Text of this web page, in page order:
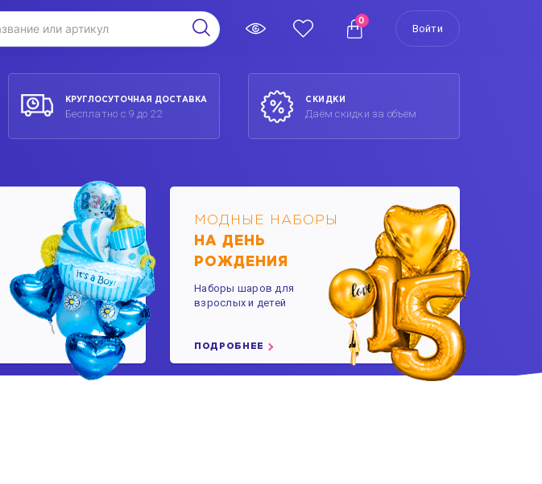
0
Войти
КРУГЛОСУТОЧНАЯ ДОСТАВКА
Бесплатно с 9 до 22
СКИДКИ
Даём скидки за объем
МОДНЫЕ НАБОРЫ
НА ДЕНЬ
РОЖДЕНИЯ
Наборы шаров для
взрослых и детей
ПОДРОБНЕЕ